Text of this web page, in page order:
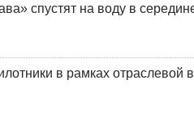
спустят на воду в
в рамках отраслевой